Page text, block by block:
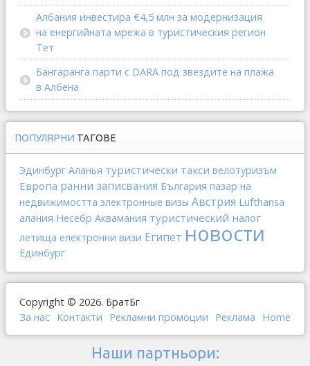
Албания инвестира €4,5 млн за модернизация
на енергийната мрежа в туристическия регион
Тет
Бангаранга парти с DARA под звездите на плажа
в Албена
ПОПУЛЯРНИ ТАГОВЕ
Эдинбург Аланья туристически такси велотуризъм
Европа ранни записвания България пазар на
недвижимостта электронные визы Австрия Lufthansa
алания Несебр Аквамания туристический налог
летища електронни визи Египет новости
Единбург
Copyright © 2026. БратБг
За нас Контакти Рекламни промоции Реклама Home
Наши партньори: